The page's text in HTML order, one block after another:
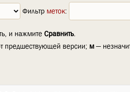
Фильтр меток:
и нажмите Сравнить.
предшествующей версии; м —